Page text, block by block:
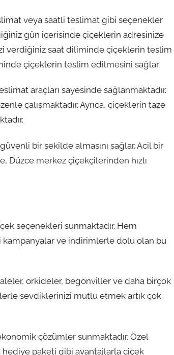
veya saatli teslimat gibi seçenekler
gün içerisinde çiçeklerin adresinize
verdiğiniz saat diliminde çiçeklerin teslim
çiçeklerin teslim edilmesini sağlar.
araçları sayesinde sağlanmaktadır.
çalışmaktadır. Ayrıca, çiçeklerin taze
bir şekilde almasını sağlar. Acil bir
Düzce merkez çiçekçilerinden hızlı
seçenekleri sunmaktadır. Hem
ve indirimlerle dolu olan bu
orkideler, begonviller ve daha birçok
sevdiklerinizi mutlu etmek artık çok
çözümler sunmaktadır. Özel
paketi gibi avantajlarla çiçek